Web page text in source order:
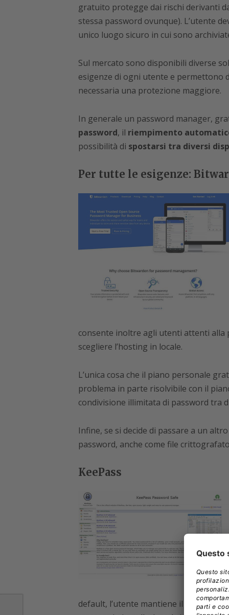
gratuito protegge dai rischi derivanti
stessa password ovunque). L’utente
unico luogo sicuro in cui sono
Sul mercato sono disponibili diverse
esigenze di ogni utente e permettono
necessaria una protezione maggiore.
In generale un password manager,
password, il riempimento
possibilità di spostarsi tra diversi
Per tutte le esigenze:
consente inoltre agli utenti attenti alla
scegliere l’hosting in locale.
L’unica cosa che il piano personale
problema in parte risolvibile con il
condivisione illimitata di password tra
Infine, se si decide di passare a un
password, anche come file
KeePass
default, l’utente mantiene il pieno